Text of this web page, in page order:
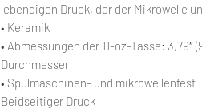
lebendigen Druck, der der Mikrowelle
• Keramik
• Abmessungen der 11-oz-Tasse: 3,79″
Durchmesser
• Spülmaschinen- und mikrowellenfest
Beidseitiger Druck